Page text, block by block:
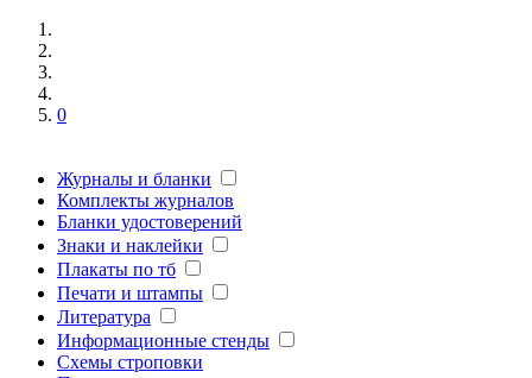
0
Журналы и бланки
Комплекты журналов
Бланки удостоверений
Знаки и наклейки
Плакаты по тб
Печати и штампы
Литература
Информационные стенды
Схемы строповки